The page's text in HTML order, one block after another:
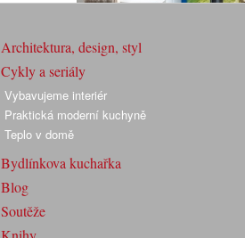
Architektura, design, styl
Cykly a seriály
Vybavujeme interiér
Praktická moderní kuchyně
Teplo v domě
Bydlínkova kuchařka
Blog
Soutěže